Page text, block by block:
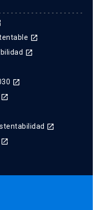
launch
launch
launch
launch
launch
launch